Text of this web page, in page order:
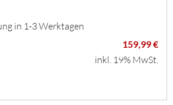
in 1-3 Werktagen
159,99 €
inkl. 19% MwSt.